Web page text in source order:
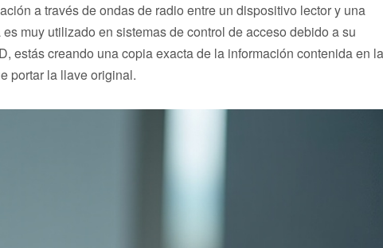
a través de ondas de radio entre un dispositivo lector y una
muy utilizado en sistemas de control de acceso debido a su
estás creando una copia exacta de la información contenida en la
portar la llave original.